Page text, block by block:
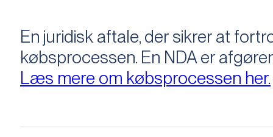
En juridisk aftale, der sikrer at
købsprocessen​​. En NDA er
Læs mere om købsprocessen her.